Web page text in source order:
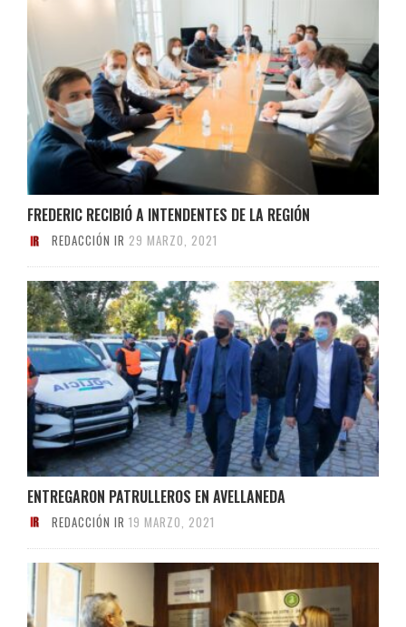
FREDERIC RECIBIÓ A INTENDENTES DE LA REGIÓN
REDACCIÓN IR 29 MARZO, 2021
ENTREGARON PATRULLEROS EN AVELLANEDA
REDACCIÓN IR 19 MARZO, 2021